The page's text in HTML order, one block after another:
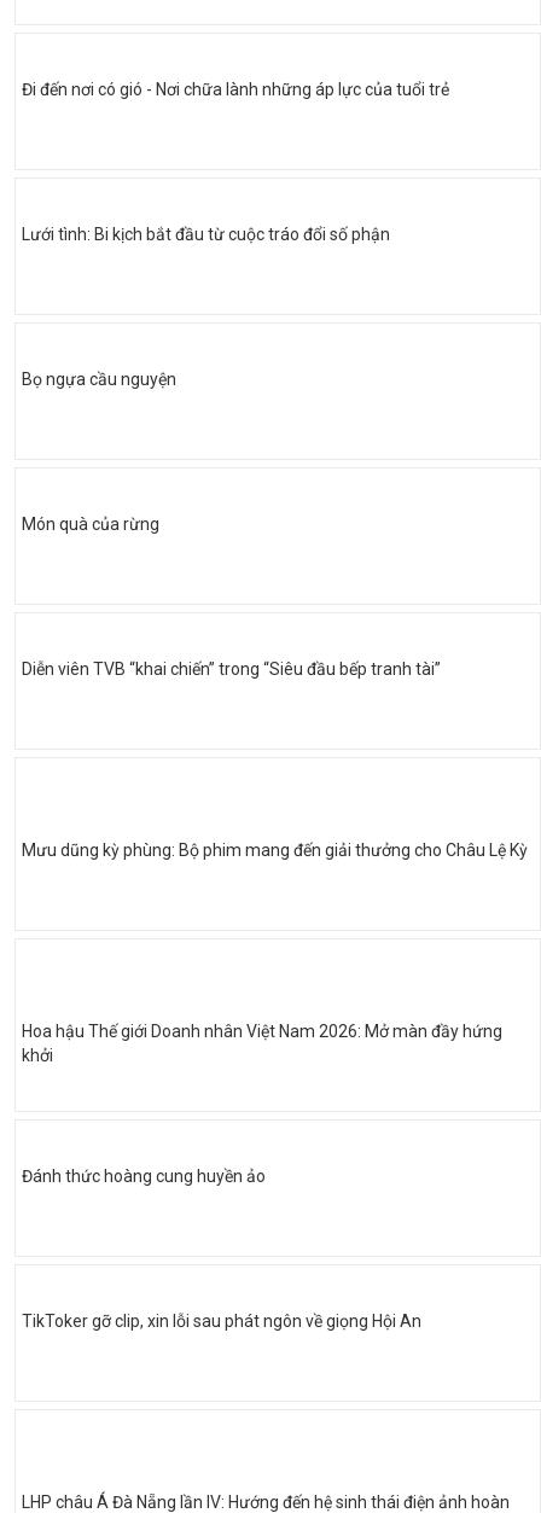
Đi đến nơi có gió - Nơi chữa lành những áp lực của tuổi trẻ
Lưới tình: Bi kịch bắt đầu từ cuộc tráo đổi số phận
Bọ ngựa cầu nguyện
Món quà của rừng
Diễn viên TVB “khai chiến” trong “Siêu đầu bếp tranh tài”
Mưu dũng kỳ phùng: Bộ phim mang đến giải thưởng cho Châu Lệ Kỳ
Hoa hậu Thế giới Doanh nhân Việt Nam 2026: Mở màn đầy hứng
khởi
Đánh thức hoàng cung huyền ảo
TikToker gỡ clip, xin lỗi sau phát ngôn về giọng Hội An
LHP châu Á Đà Nẵng lần IV: Hướng đến hệ sinh thái điện ảnh hoàn